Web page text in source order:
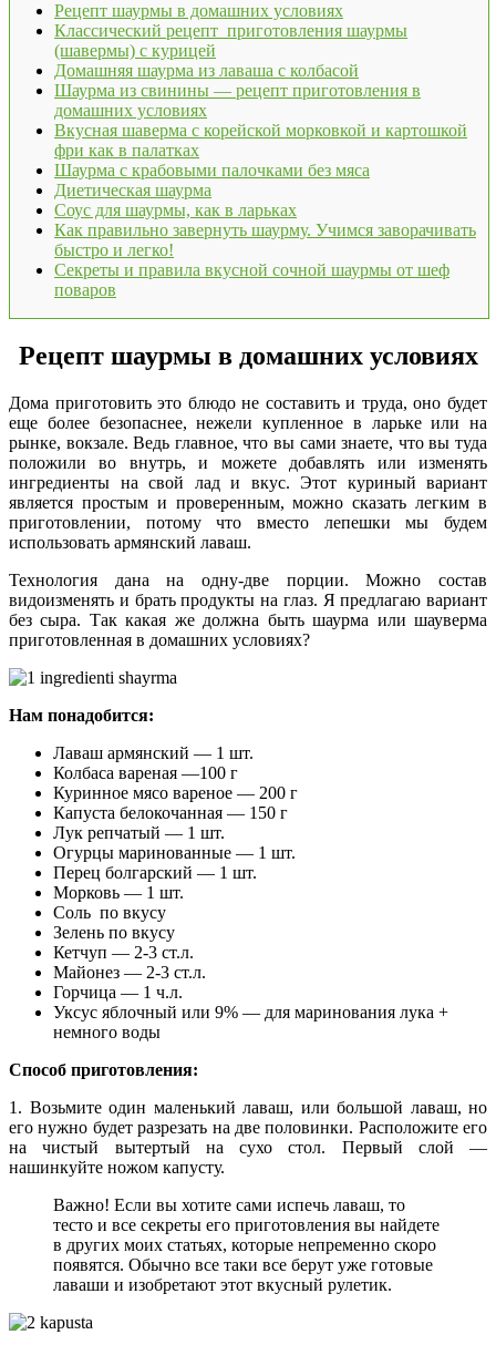
Рецепт шаурмы в домашних условиях
Классический рецепт приготовления шаурмы
(шавермы) с курицей
Домашняя шаурма из лаваша с колбасой
Шаурма из свинины — рецепт приготовления в
домашних условиях
Вкусная шаверма с корейской морковкой и картошкой
фри как в палатках
Шаурма с крабовыми палочками без мяса
Диетическая шаурма
Соус для шаурмы, как в ларьках
Как правильно завернуть шаурму. Учимся заворачивать
быстро и легко!
Секреты и правила вкусной сочной шаурмы от шеф
поваров
Рецепт шаурмы в домашних условиях
Дома приготовить это блюдо не составить и труда, оно будет
еще более безопаснее, нежели купленное в ларьке или на
рынке, вокзале. Ведь главное, что вы сами знаете, что вы туда
положили во внутрь, и можете добавлять или изменять
ингредиенты на свой лад и вкус. Этот куриный вариант
является простым и проверенным, можно сказать легким в
приготовлении, потому что вместо лепешки мы будем
использовать армянский лаваш.
Технология дана на одну-две порции. Можно состав
видоизменять и брать продукты на глаз. Я предлагаю вариант
без сыра. Так какая же должна быть шаурма или шауверма
приготовленная в домашних условиях?
Нам понадобится:
Лаваш армянский — 1 шт.
Колбаса вареная —100 г
Куринное мясо вареное — 200 г
Капуста белокочанная — 150 г
Лук репчатый — 1 шт.
Огурцы маринованные — 1 шт.
Перец болгарский — 1 шт.
Морковь — 1 шт.
Соль по вкусу
Зелень по вкусу
Кетчуп — 2-3 ст.л.
Майонез — 2-3 ст.л.
Горчица — 1 ч.л.
Уксус яблочный или 9% — для маринования лука +
немного воды
Способ приготовления:
1. Возьмите один маленький лаваш, или большой лаваш, но
его нужно будет разрезать на две половинки. Расположите его
на чистый вытертый на сухо стол. Первый слой —
нашинкуйте ножом капусту.
Важно! Если вы хотите сами испечь лаваш, то
тесто и все секреты его приготовления вы найдете
в других моих статьях, которые непременно скоро
появятся. Обычно все таки все берут уже готовые
лаваши и изобретают этот вкусный рулетик.